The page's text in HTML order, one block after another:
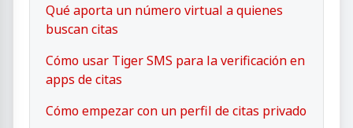
Qué aporta un número virtual a quienes
buscan citas
Cómo usar Tiger SMS para la verificación en
apps de citas
Cómo empezar con un perfil de citas privado